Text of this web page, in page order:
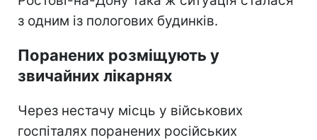
з одним із пологових будинків.
Поранених розміщують у
звичайних лікарнях
Через нестачу місць у військових
госпіталях поранених російських